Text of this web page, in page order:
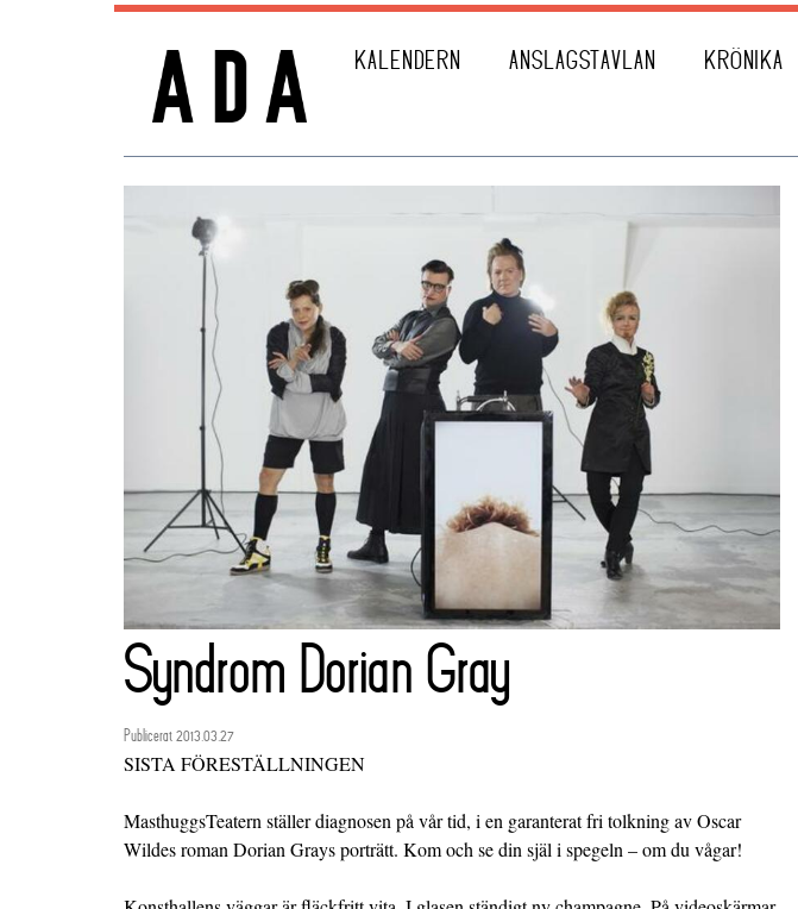
KALENDERN ANSLAGSTAVLAN KRÖNIKA
Syndrom Dorian Gray
Publicerat 2013.03.27
SISTA FÖRESTÄLLNINGEN
MasthuggsTeatern ställer diagnosen på vår tid, i en garanterat fri tolkning av Oscar
Wildes roman Dorian Grays porträtt. Kom och se din själ i spegeln – om du vågar!